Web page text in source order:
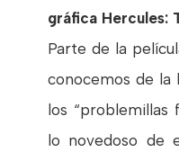
gráfica Hercules:
Parte de la
conocemos de la
los “problemillas
lo novedoso de